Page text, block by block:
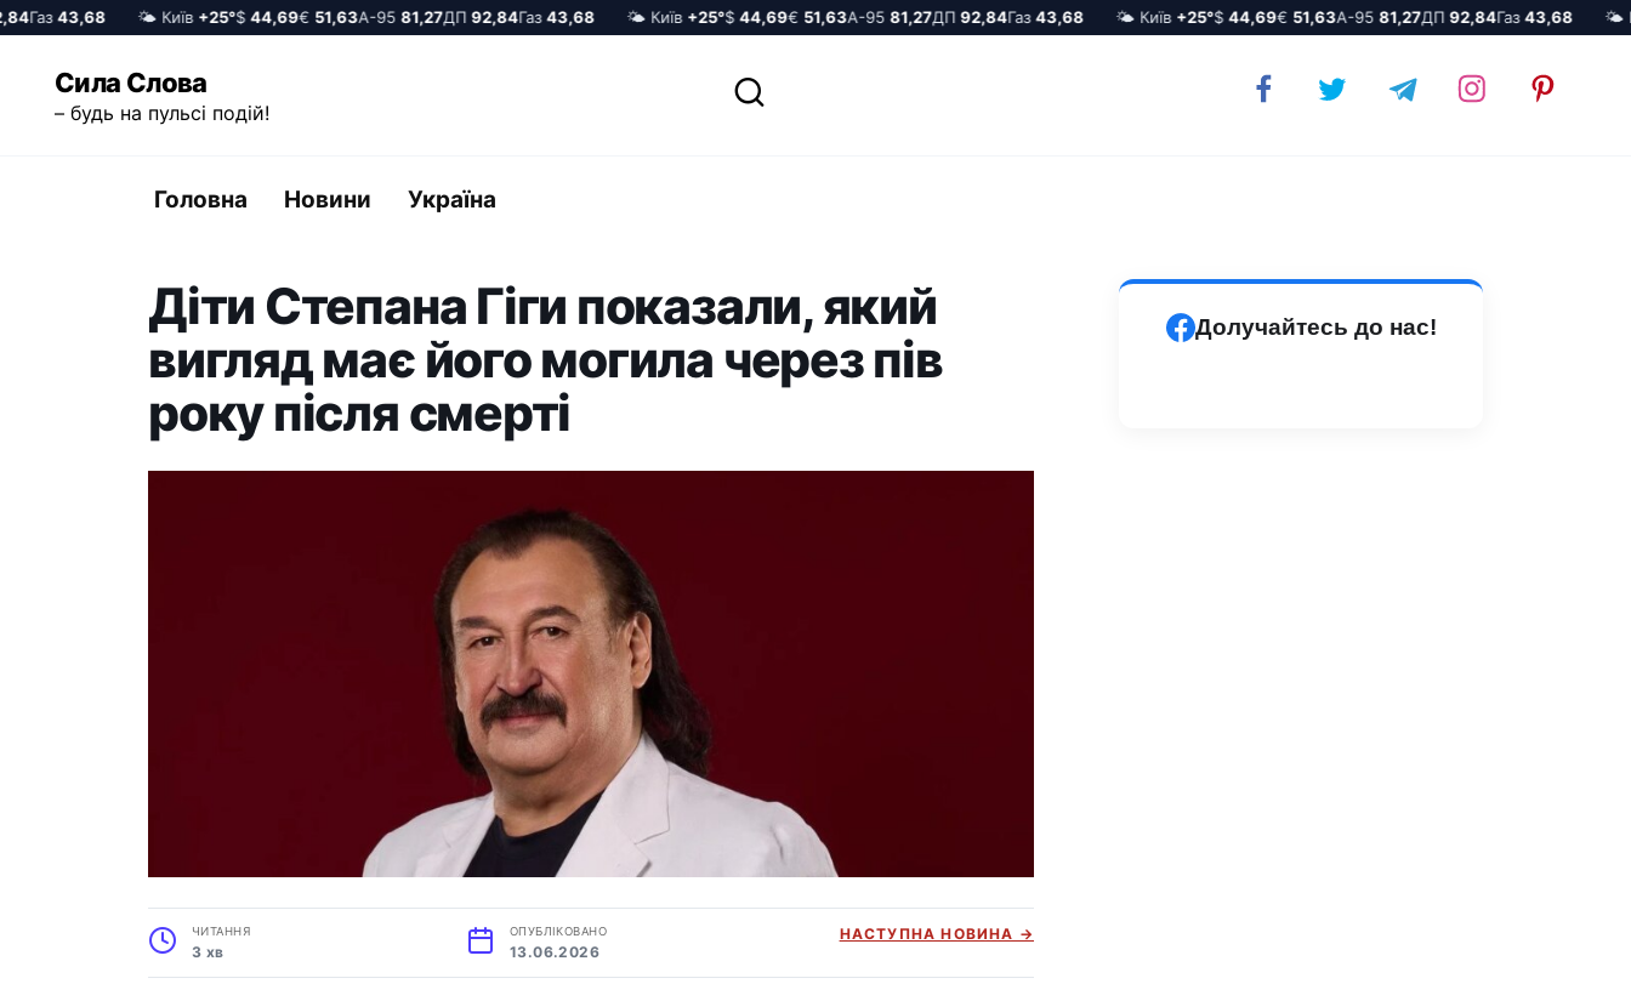
Газ43,68 🌤️ Київ+25°$44,69€51,63А-9581,27ДП92,84Газ43,68 🌤️ Київ+25°$44,69€51,63А-9581,27ДП92,84Газ43,68 🌤️ Київ+25°$44,69€51,63А-9581,27ДП92,84Газ43,68 🌤️
вмісту
Сила Слова
– будь на пульсі подій!
Головна Новини Україна
Діти Степана Гіги показали, який
вигляд має його могила через пів
року після смерті
ЧИТАННЯ
3 хв
ОПУБЛІКОВАНО
13.06.2026
НАСТУПНА НОВИНА →
Долучайтесь до нас!